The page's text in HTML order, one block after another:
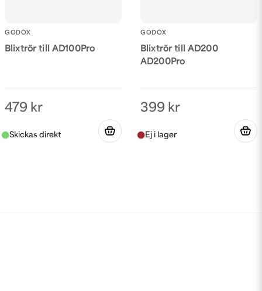
GODOX
Blixtrör till AD100Pro
479 kr
GODOX
Blixtrör till AD200
AD200Pro
399 kr